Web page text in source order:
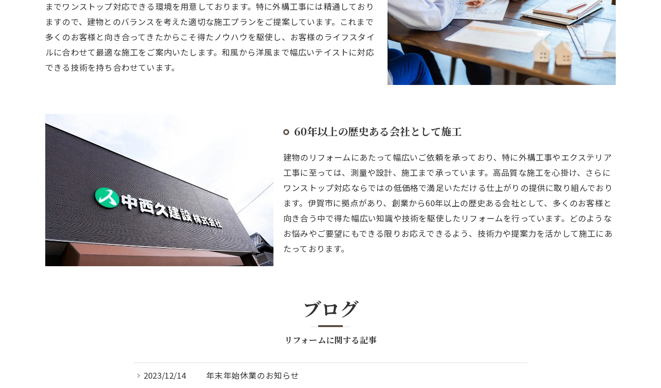
までワンストップ対応できる環境を用意しております。特に外構工事には精通しており
ますので、建物とのバランスを考えた適切な施工プランをご提案しています。これまで
多くのお客様と向き合ってきたからこそ得たノウハウを駆使し、お客様のライフスタイ
ルに合わせて最適な施工をご案内いたします。和風から洋風まで幅広いテイストに対応
できる技術を持ち合わせています。
60年以上の歴史ある会社として施工
建物のリフォームにあたって幅広いご依頼を承っており、特に外構工事やエクステリア
工事に至っては、測量や設計、施工まで承っています。高品質な施工を心掛け、さらに
ワンストップ対応ならではの低価格で満足いただける仕上がりの提供に取り組んでおり
ます。伊賀市に拠点があり、創業から60年以上の歴史ある会社として、多くのお客様と
向き合う中で得た幅広い知識や技術を駆使したリフォームを行っています。どのような
お悩みやご要望にもできる限りお応えできるよう、技術力や提案力を活かして施工にあ
たっております。
ブログ
リフォームに関する記事
2023/12/14 年末年始休業のお知らせ